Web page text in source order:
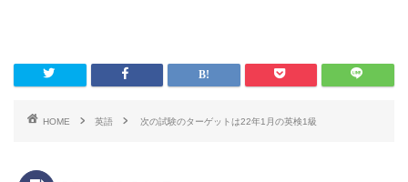
HOME 英語 次の試験のターゲットは22年1月の英検1級